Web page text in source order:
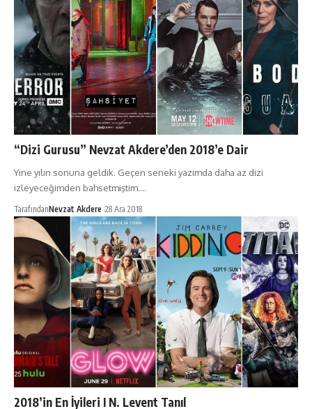
“Dizi Gurusu” Nevzat Akdere’den 2018’e Dair
Yine yılın sonuna geldik. Geçen seneki yazımda daha az dizi
izleyeceğimden bahsetmiştim.…
TarafındanNevzat Akdere 28 Ara 2018
2018’in En İyileri I N. Levent Tanıl